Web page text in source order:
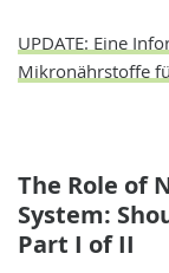
UPDATE: Eine
Mikronährstoffe
The Role of
System:
Part I of II